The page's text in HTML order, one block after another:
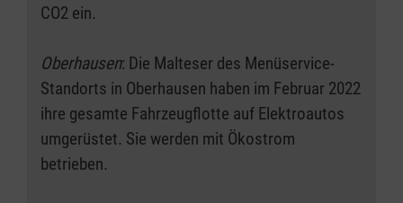
CO2 ein.
Oberhausen: Die Malteser des Menüservice-
Standorts in Oberhausen haben im Februar 2022
ihre gesamte Fahrzeugflotte auf Elektroautos
umgerüstet. Sie werden mit Ökostrom
betrieben.